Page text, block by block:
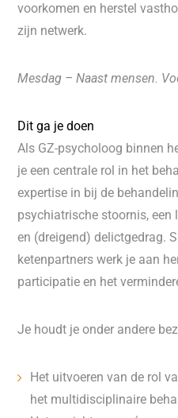
voorkomen en herstel
zijn netwerk.
Mesdag – Naast mensen.
Dit ga je doen
Als GZ-psycholoog binnen
je een centrale rol in het
expertise in bij de
psychiatrische stoornis,
en (dreigend) delictgedrag.
ketenpartners werk je aan
participatie en het
Je houdt je onder andere
Het uitvoeren van de rol
het multidisciplinaire